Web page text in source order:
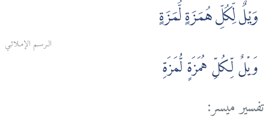
وَيْلٌ لِّكُلِّ هُمَزَةٍ لُّمَزَةٍ
الـرسـم الإمـلائـي
وَيۡلٌ لِّـكُلِّ هُمَزَةٍ لُّمَزَةِ
تفسير ميسر: